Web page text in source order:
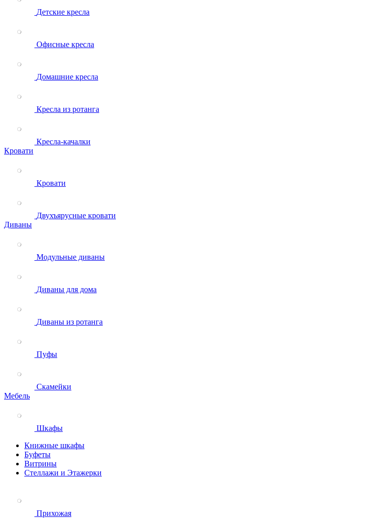
Детские кресла
Офисные кресла
Домашние кресла
Кресла из ротанга
Кресла-качалки
Кровати
Кровати
Двухъярусные кровати
Диваны
Модульные диваны
Диваны для дома
Диваны из ротанга
Пуфы
Скамейки
Мебель
Шкафы
Книжные шкафы
Буфеты
Витрины
Стеллажи и Этажерки
Прихожая